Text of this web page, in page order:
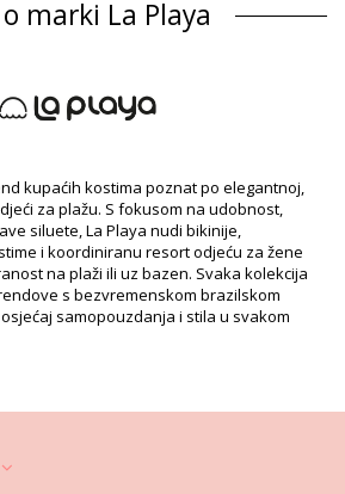
16% Elastane
13% Elastane
dio
x Donji dio (Drugi pribor koji nije uključen)
S (7899670409564), M (7899670409571),
(7899670409595)
2162130
varirati naspram reza
za pranje i njegu
Playa Bottom Fina Solar
marki La Playa
kupaćih kostima poznat po elegantnoj,
za plažu. S fokusom na udobnost,
siluete, La Playa nudi bikinije,
i koordiniranu resort odjeću za žene
na plaži ili uz bazen. Svaka kolekcija
s bezvremenskom brazilskom
samopouzdanja i stila u svakom